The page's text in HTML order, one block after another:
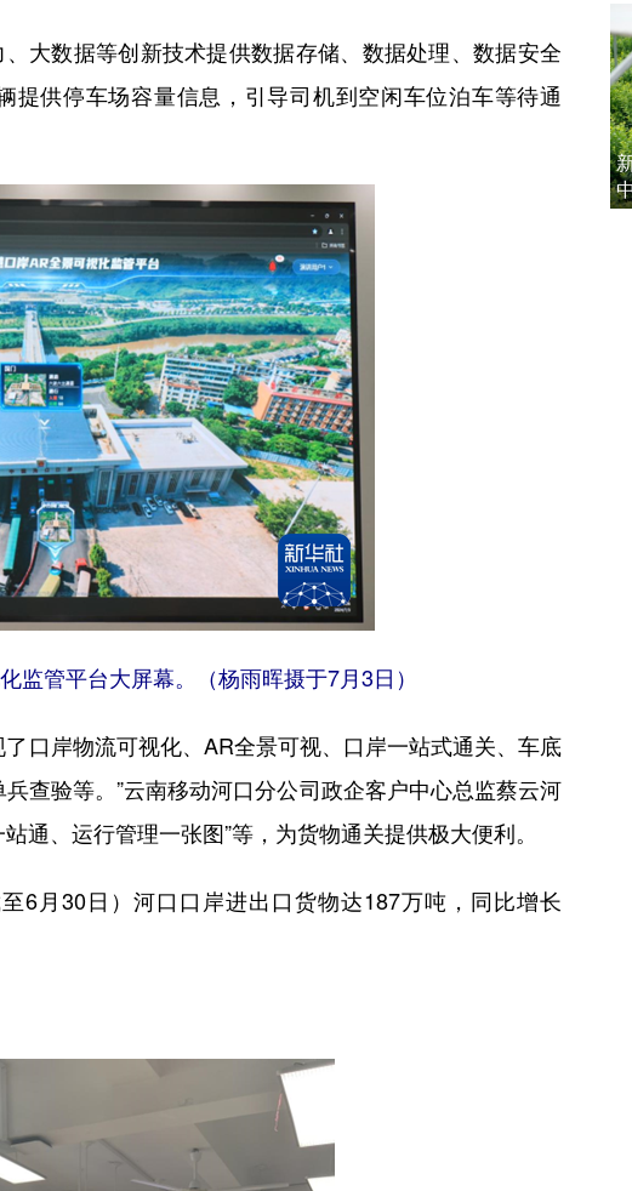
数据等创新技术提供数据存储、数据处理、数据安全
供停车场容量信息，引导司机到空闲车位泊车等待通
监管平台大屏幕。（杨雨晖摄于7月3日）
岸物流可视化、AR全景可视、口岸一站式通关、车底
查验等。”云南移动河口分公司政企客户中心总监蔡云河
通、运行管理一张图”等，为货物通关提供极大便利。
月30日）河口口岸进出口货物达187万吨，同比增长